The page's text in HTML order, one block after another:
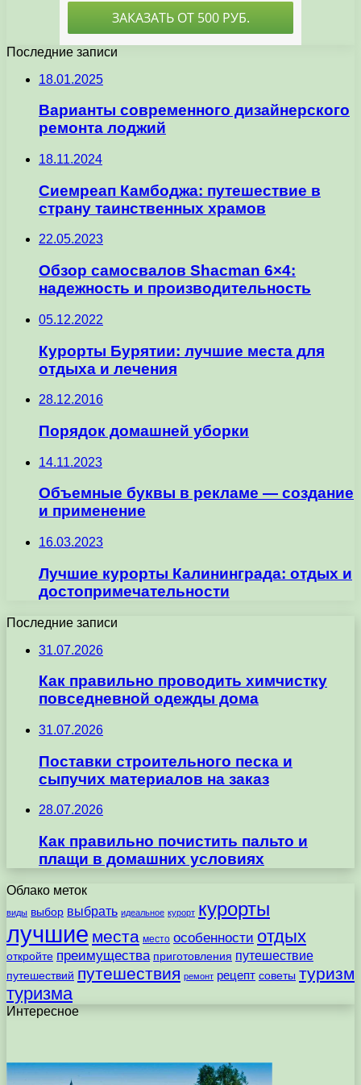
Последние записи
18.01.2025
Варианты современного дизайнерского
ремонта лоджий
18.11.2024
Сиемреап Камбоджа: путешествие в
страну таинственных храмов
22.05.2023
Обзор самосвалов Shacman 6×4:
надежность и производительность
05.12.2022
Курорты Бурятии: лучшие места для
отдыха и лечения
28.12.2016
Порядок домашней уборки
14.11.2023
Объемные буквы в рекламе — создание
и применение
16.03.2023
Лучшие курорты Калининграда: отдых и
достопримечательности
Последние записи
31.07.2026
Как правильно проводить химчистку
повседневной одежды дома
31.07.2026
Поставки строительного песка и
сыпучих материалов на заказ
28.07.2026
Как правильно почистить пальто и
плащи в домашних условиях
Облако меток
виды выбор выбрать идеальное курорт курорты
лучшие места место особенности отдых
откройте преимущества приготовления путешествие
путешествий путешествия ремонт рецепт советы туризм
туризма
Интересное